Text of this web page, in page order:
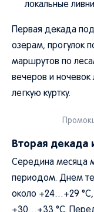
локальные
Первая декада
озерам, прогулок
маршрутов по
вечеров и
легкую куртку.
Вторая декада
Середина месяца
периодом. Днем
около +24…+29
+30…+33 °C.